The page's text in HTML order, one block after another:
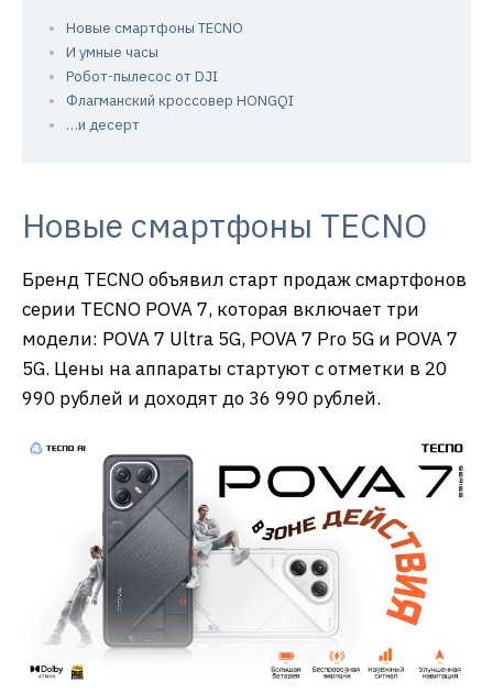
Новые смартфоны TECNO
И умные часы
Робот-пылесос от DJI
Флагманский кроссовер HONGQI
…и десерт
Новые смартфоны TECNO
Бренд TECNO объявил старт продаж смартфонов
серии TECNO POVA 7, которая включает три
модели: POVA 7 Ultra 5G, POVA 7 Pro 5G и POVA 7
5G. Цены на аппараты стартуют с отметки в 20
990 рублей и доходят до 36 990 рублей.